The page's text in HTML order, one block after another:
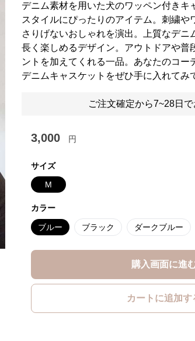
slide
デニム素材を用いた犬のワッペン付きキ
スタイルにぴったりのアイテム。刺繍や
さりげないおしゃれを演出。上質なデニ
長く楽しめるデザイン。アウトドアや普
ントを加えてくれる一品。あなたのコー
デニムキャスケットをぜひ手に入れてみ
ご注文確定から7~28日
3,000 円
サイズ
M
カラー
ブルー ブラック ダークブルー
購入画面に進
カートに追加す